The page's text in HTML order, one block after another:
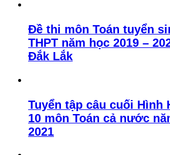
Đề thi môn Toán tuyển
THPT năm học 2019 –
Đắk Lắk
Tuyển tập câu cuối Hình
10 môn Toán cả nước
2021